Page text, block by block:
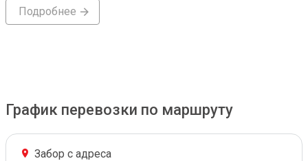
Подробнее
График перевозки по маршруту
Забор с адреса